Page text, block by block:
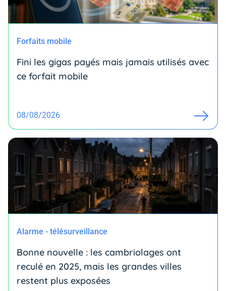
Forfaits mobile
Fini les gigas payés mais jamais utilisés avec
ce forfait mobile
08/08/2026
Alarme - télésurveillance
Bonne nouvelle : les cambriolages ont
reculé en 2025, mais les grandes villes
restent plus exposées